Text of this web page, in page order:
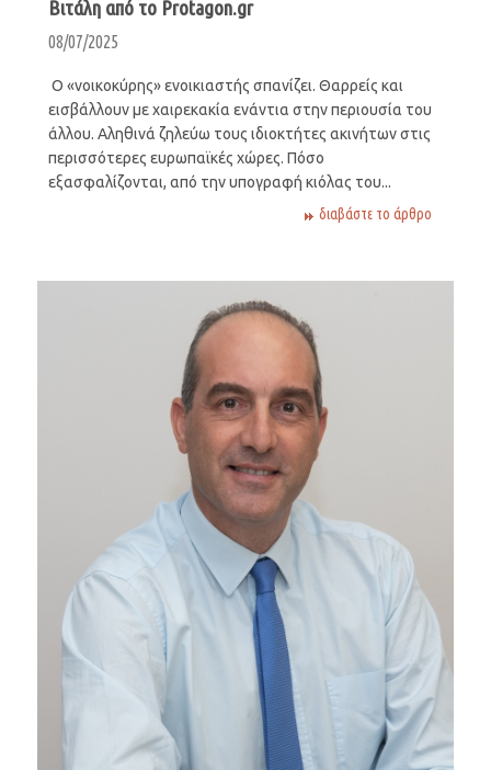
Βιτάλη από το Protagon.gr
08/07/2025
Ο «νοικοκύρης» ενοικιαστής σπανίζει. Θαρρείς και
εισβάλλουν με χαιρεκακία ενάντια στην περιουσία του
άλλου. Αληθινά ζηλεύω τους ιδιοκτήτες ακινήτων στις
περισσότερες ευρωπαϊκές χώρες. Πόσο
εξασφαλίζονται, από την υπογραφή κιόλας του...
διαβάστε το άρθρο